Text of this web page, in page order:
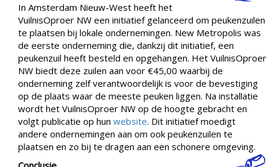
In Amsterdam Nieuw-West heeft het
VuilnisOproer NW een initiatief gelanceerd om peukenzuilen
te plaatsen bij lokale ondernemingen. New Metropolis was
de eerste onderneming die, dankzij dit initiatief, een
peukenzuil heeft besteld en opgehangen. Het VuilnisOproer
NW biedt deze zuilen aan voor €45,00 waarbij de
onderneming zelf verantwoordelijk is voor de bevestiging
op de plaats waar de meeste peuken liggen. Na installatie
wordt het VuilnisOproer NW op de hoogte gebracht en
volgt publicatie op hun website. Dit initiatief moedigt
andere ondernemingen aan om ook peukenzuilen te
plaatsen en zo bij te dragen aan een schonere omgeving.